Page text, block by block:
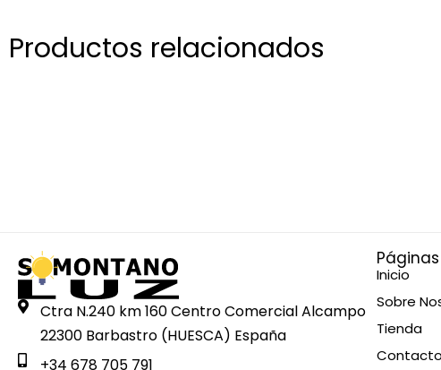
Productos relacionados
Ctra N.240 km 160 Centro Comercial Alcampo
22300 Barbastro (HUESCA) España
+34 678 705 791
Páginas
Inicio
Sobre
Tienda
Contacto